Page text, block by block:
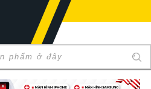
Chào mừng bạn đến